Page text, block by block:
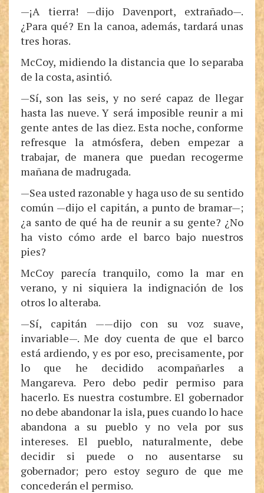
—¡A tierra! —dijo Davenport, extrañado—.
¿Para qué? En la canoa, además, tardará unas
tres horas.
McCoy, midiendo la distancia que lo separaba
de la costa, asintió.
—Sí, son las seis, y no seré capaz de llegar
hasta las nueve. Y será imposible reunir a mi
gente antes de las diez. Esta noche, conforme
refresque la atmósfera, deben empezar a
trabajar, de manera que puedan recogerme
mañana de madrugada.
—Sea usted razonable y haga uso de su sentido
común —dijo el capitán, a punto de bramar—;
¿a santo de qué ha de reunir a su gente? ¿No
ha visto cómo arde el barco bajo nuestros
pies?
McCoy parecía tranquilo, como la mar en
verano, y ni siquiera la indignación de los
otros lo alteraba.
—Sí, capitán ——dijo con su voz suave,
invariable—. Me doy cuenta de que el barco
está ardiendo, y es por eso, precisamente, por
lo que he decidido acompañarles a
Mangareva. Pero debo pedir permiso para
hacerlo. Es nuestra costumbre. El gobernador
no debe abandonar la isla, pues cuando lo hace
abandona a su pueblo y no vela por sus
intereses. El pueblo, naturalmente, debe
decidir si puede o no ausentarse su
gobernador; pero estoy seguro de que me
concederán el permiso.